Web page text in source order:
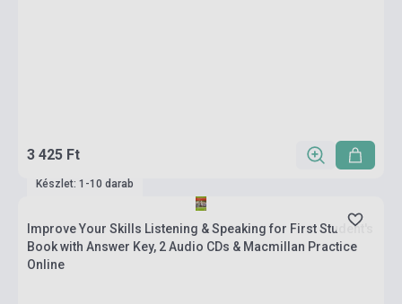
3 425 Ft
Készlet: 1-10 darab
Improve Your Skills Listening & Speaking for First Student's
Book with Answer Key, 2 Audio CDs & Macmillan Practice
Online